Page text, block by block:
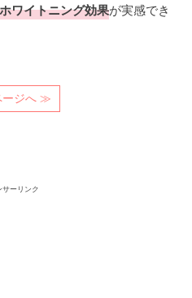
ワイトニング効果が実感でき
ージへ ≫
サーリンク